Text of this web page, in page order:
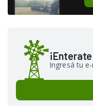
Ingresá tu